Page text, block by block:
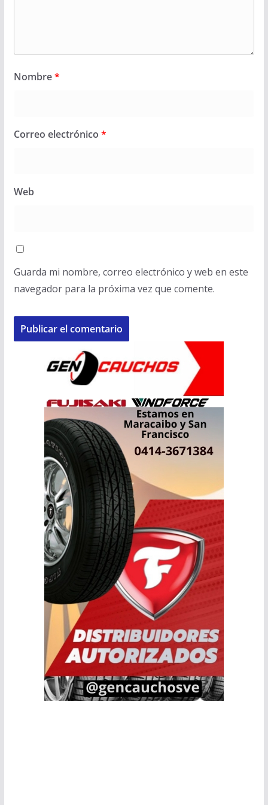
Nombre*
Correo electrónico *
Web
Guarda mi nombre, correo electrónico y web en este
navegador para la próxima vez que comente.